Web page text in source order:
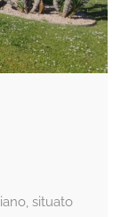
situato